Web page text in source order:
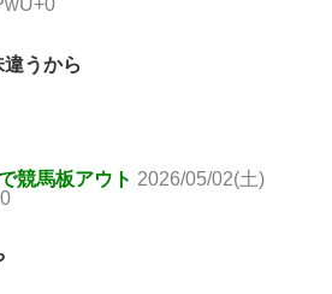
うから
競馬板アウト 2026/05/02(土)